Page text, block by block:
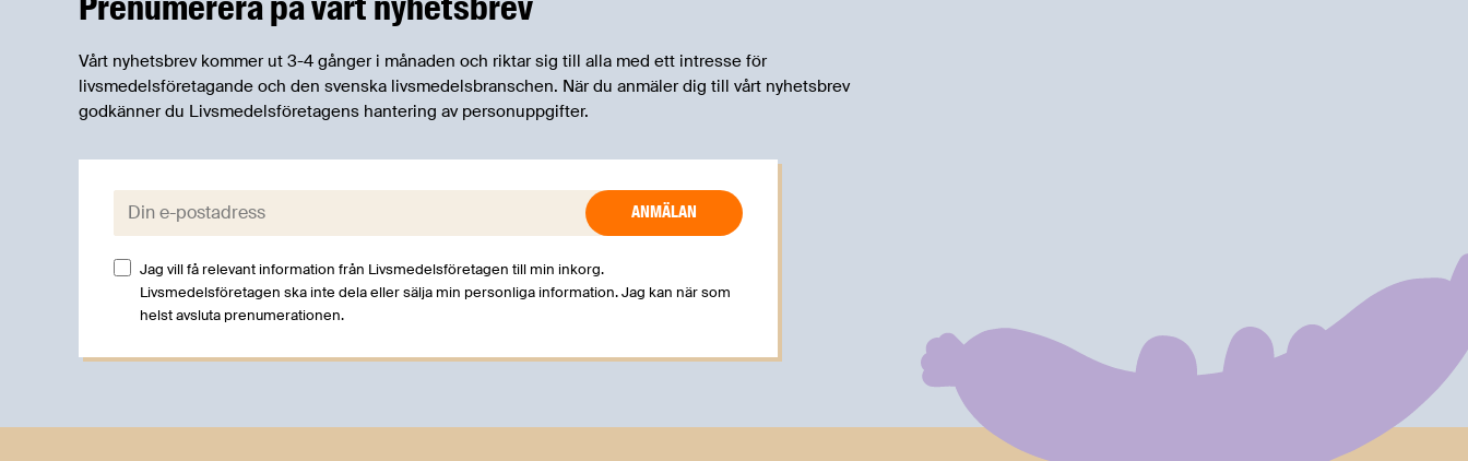
Vårt nyhetsbrev kommer ut 3-4 gånger i månaden och riktar sig till alla med ett intresse för
livsmedelsföretagande och den svenska livsmedelsbranschen. När du anmäler dig till vårt nyhetsbrev
godkänner du Livsmedelsföretagens hantering av personuppgifter.
E-post:
Jag vill få relevant information från Livsmedelsföretagen till min inkorg.
Livsmedelsföretagen ska inte dela eller sälja min personliga information. Jag kan när som
helst avsluta prenumerationen.